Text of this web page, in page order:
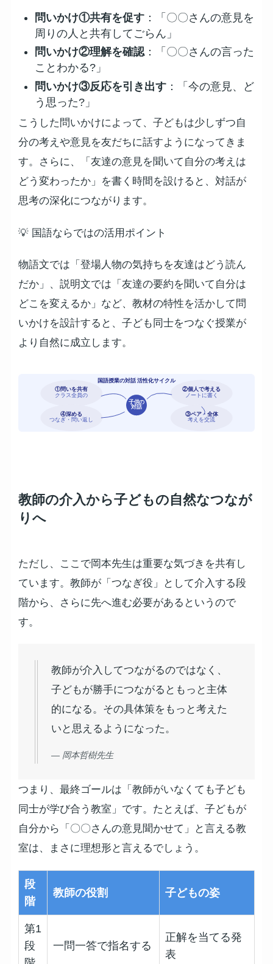
問いかけ①共有を促す：「〇〇さんの意見を
周りの人と共有してごらん」
問いかけ②理解を確認：「〇〇さんの言った
ことわかる?」
問いかけ③反応を引き出す：「今の意見、ど
う思った?」
こうした問いかけによって、子どもは少しずつ自
分の考えや意見を友だちに話すようになってきま
す。さらに、「友達の意見を聞いて自分の考えは
どう変わったか」を書く時間を設けると、対話が
思考の深化につながります。
💡 国語ならではの活用ポイント
物語文では「登場人物の気持ちを友達はどう読ん
だか」、説明文では「友達の要約を聞いて自分は
どこを変えるか」など、教材の特性を活かして問
いかけを設計すると、子ども同士をつなぐ授業が
より自然に成立します。
国語授業の対話 活性化サイクル
子供の
対話
①問いを共有
クラス全員の
②個人で考える
ノートに書く
④深める
つなぎ・問い返し
③ペア・全体
考えを交流
教師の介入から子どもの自然なつなが
りへ
ただし、ここで岡本先生は重要な気づきを共有し
ています。教師が「つなぎ役」として介入する段
階から、さらに先へ進む必要があるというので
す。
教師が介入してつながるのではなく、
子どもが勝手につながるともっと主体
的になる。その具体策をもっと考えた
いと思えるようになった。
— 岡本哲樹先生
つまり、最終ゴールは「教師がいなくても子ども
同士が学び合う教室」です。たとえば、子どもが
自分から「〇〇さんの意見聞かせて」と言える教
室は、まさに理想形と言えるでしょう。
段
階
教師の役割 子どもの姿
第1
段
一問一答で指名する
正解を当てる発
表